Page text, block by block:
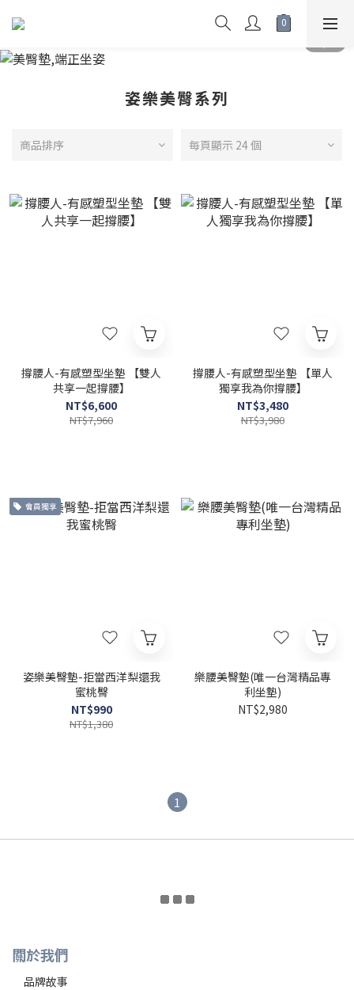
姿樂美臀系列
商品排序 每頁顯示 24 個
撐腰人-有感塑型坐墊 【雙人
共享一起撐腰】
NT$6,600
NT$7,960
撐腰人-有感塑型坐墊 【單人
獨享我為你撐腰】
NT$3,480
NT$3,980
會員獨享
姿樂美臀墊-拒當西洋梨還我
蜜桃臀
NT$990
NT$1,380
樂腰美臀墊(唯一台灣精品專
利坐墊)
NT$2,980
1
關於我們
品牌故事